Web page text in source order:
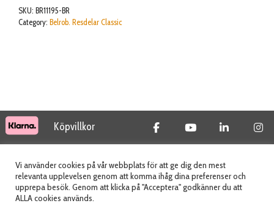
SIGNAL
mängd
SKU: BR11195-BR
Category: Belrob. Resdelar Classic
Köpvillkor
© 2026 Tidab AB - All Rights Reserved
Vi använder cookies på vår webbplats för att ge dig den mest
relevanta upplevelsen genom att komma ihåg dina preferenser och
upprepa besök. Genom att klicka på "Acceptera" godkänner du att
ALLA cookies används.